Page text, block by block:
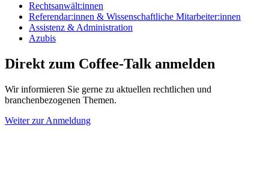
Rechtsanwält:innen
Referendar:innen & Wissenschaftliche Mitarbeiter:innen
Assistenz & Administration
Azubis
Direkt zum Coffee-Talk anmelden
Wir informieren Sie gerne zu aktuellen rechtlichen und
branchenbezogenen Themen.
Weiter zur Anmeldung